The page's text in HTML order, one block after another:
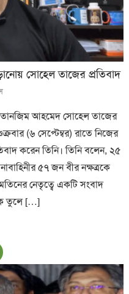
সোহেল তাজের প্রতিবাদ
তানজিম আহমেদ সোহেল তাজের
(৬ সেপ্টেম্বর) রাতে নিজের
করেন তিনি। তিনি বলেন, ২৫
৫৭ জন বীর নক্ষত্রকে
নেতৃত্বে একটি সংবাদ
তুলে […]